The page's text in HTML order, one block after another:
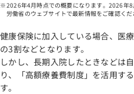
2026年4月時点での概要になります。2026年
労働省のウェブサイトで最新情報をご確認くだ
健康保険に加入している場合、医
の3割などとなります。
しかし、長期入院したときなどは
り、「高額療養費制度」を活用す
す。